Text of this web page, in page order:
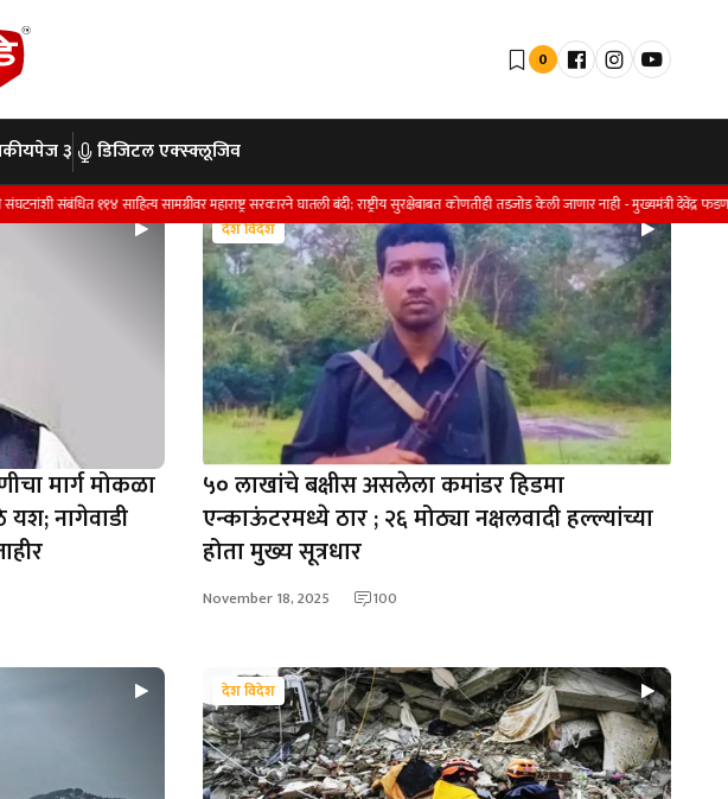
0
पेज ३ डिजिटल एक्स्क्लूजिव
११४ साहित्य सामग्रीवर महाराष्ट्र सरकारने घातली बंदी; राष्ट्रीय सुरक्षेबाबत कोणतीही तडजोड केली जाणार नाही - मुख्यमंत्री देवेंद्र फडणवीस
मार्ग मोकळा
यश; नागेवाडी
देश विदेश
५० लाखांचे बक्षीस असलेला कमांडर हिडमा
एन्काऊंटरमध्ये ठार ; २६ मोठ्या नक्षलवादी हल्ल्यांच्या
होता मुख्य सूत्रधार
November 18, 2025 100
देश विदेश